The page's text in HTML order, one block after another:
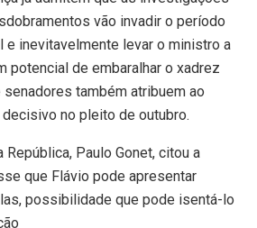
vão invadir o período
e inevitavelmente levar o ministro a
potencial de embaralhar o xadrez
também atribuem ao
no pleito de outubro.
República, Paulo Gonet, citou a
que Flávio pode apresentar
possibilidade que pode isentá-lo